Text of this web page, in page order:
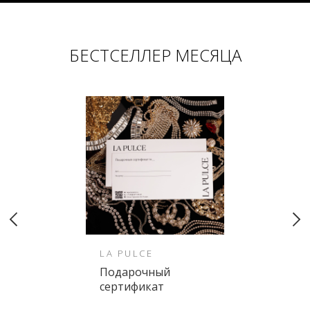
БЕСТСЕЛЛЕР МЕСЯЦА
LA PULCE
Подарочный
сертификат